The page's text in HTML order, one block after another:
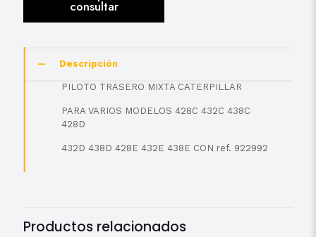
Descripción
PILOTO TRASERO MIXTA CATERPILLAR
PARA VARIOS MODELOS 428C 432C 438C
428D
432D 438D 428E 432E 438E CON ref. 922992
Productos relacionados